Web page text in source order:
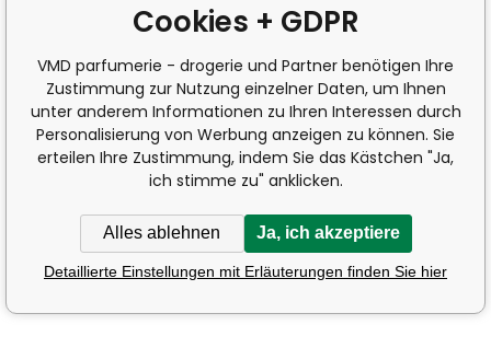
Cookies + GDPR
VMD parfumerie - drogerie und Partner benötigen Ihre
Zustimmung zur Nutzung einzelner Daten, um Ihnen
unter anderem Informationen zu Ihren Interessen durch
Personalisierung von Werbung anzeigen zu können. Sie
erteilen Ihre Zustimmung, indem Sie das Kästchen "Ja,
ich stimme zu" anklicken.
Alles ablehnen Ja, ich akzeptiere
Detaillierte Einstellungen mit Erläuterungen finden Sie hier